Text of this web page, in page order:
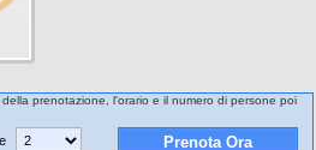
prenotazione, l'orario e il numero di persone poi